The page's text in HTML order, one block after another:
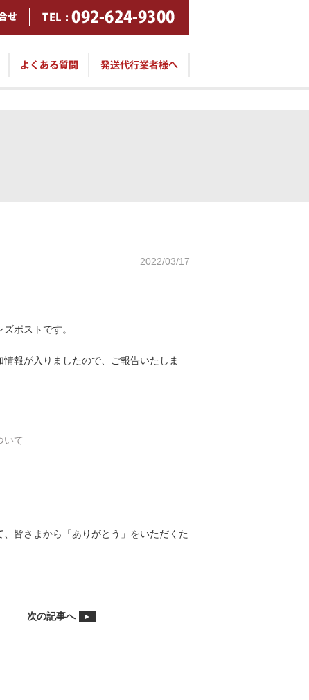
2022/03/17
ポストです。
報が入りましたので、ご報告いたしま
いて
、皆さまから「ありがとう」をいただくた
次の記事へ